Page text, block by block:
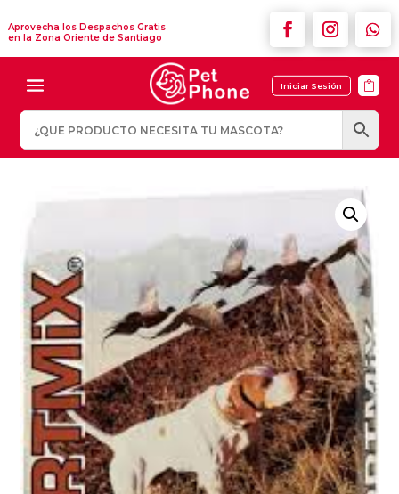
Aprovecha los Despachos Gratis
en la Zona Oriente de Santiago
Iniciar Sesión 